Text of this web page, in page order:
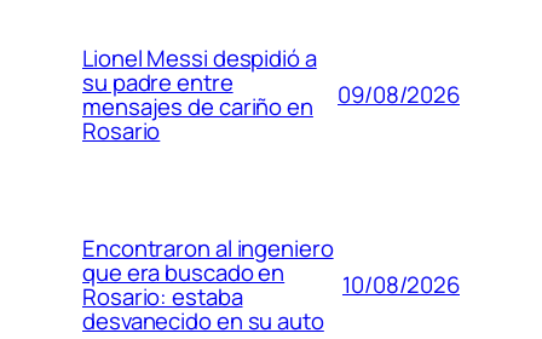
Lionel Messi despidió a
su padre entre
mensajes de cariño en
Rosario
09/08/2026
Encontraron al ingeniero
que era buscado en
Rosario: estaba
desvanecido en su auto
10/08/2026